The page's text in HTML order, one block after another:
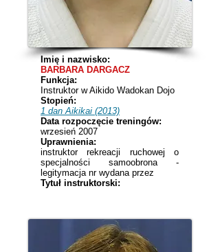
Imię i nazwisko:
BARBARA DARGACZ
Funkcja:
Instruktor w Aikido Wadokan Dojo
Stopień:
1 dan Aikikai (2013)
Data rozpoczęcie treningów:
wrzesień 2007
Uprawnienia:
instruktor rekreacji ruchowej o
specjalności samoobrona -
legitymacja nr wydana przez
Tytuł instruktorski: